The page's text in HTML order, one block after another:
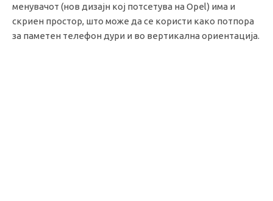
менувачот (нов дизајн кој потсетува на Opel) има и
скриен простор, што може да се користи како потпора
за паметен телефон дури и во вертикална ориентација.